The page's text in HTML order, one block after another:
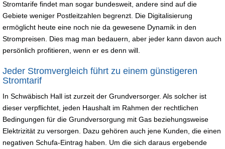
Stromtarife findet man sogar bundesweit, andere sind auf die
Gebiete weniger Postleitzahlen begrenzt. Die Digitalisierung
ermöglicht heute eine noch nie da gewesene Dynamik in den
Strompreisen. Dies mag man bedauern, aber jeder kann davon auch
persönlich profitieren, wenn er es denn will.
Jeder Stromvergleich führt zu einem günstigeren
Stromtarif
In Schwäbisch Hall ist zurzeit der Grundversorger. Als solcher ist
dieser verpflichtet, jeden Haushalt im Rahmen der rechtlichen
Bedingungen für die Grundversorgung mit Gas beziehungsweise
Elektrizität zu versorgen. Dazu gehören auch jene Kunden, die einen
negativen Schufa-Eintrag haben. Um die sich daraus ergebende